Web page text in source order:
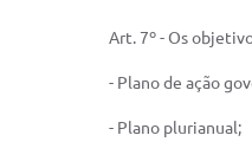
Art. 7º - Os
- Plano de ação
- Plano plurianual;